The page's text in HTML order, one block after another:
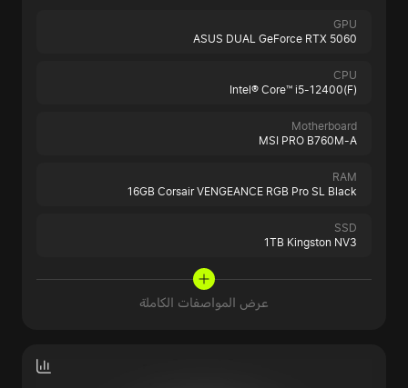
GPU
ASUS DUAL GeForce RTX 5060
CPU
Intel® Core™ i5-12400(F)
Motherboard
MSI PRO B760M-A
RAM
16GB Corsair VENGEANCE RGB Pro SL Black
SSD
1TB Kingston NV3
عرض المواصفات الكاملة